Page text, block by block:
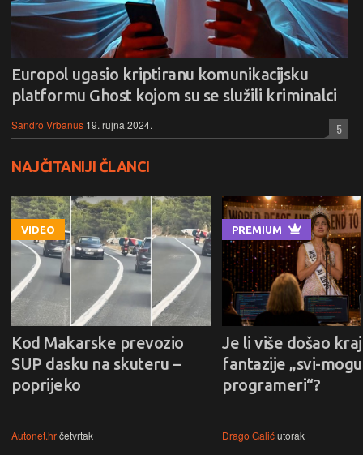
Europol ugasio kriptiranu komunikacijsku
platformu Ghost kojom su se služili kriminalci
Sandro Vrbanus 19. rujna 2024. 5
NAJČITANIJI ČLANCI
VIDEO
Kod Makarske prevozio
SUP dasku na skuteru –
poprijeko
Autonet.hrčetvrtak
PREMIUM
Je li više došao kraj
fantazije „svi-
programeri“?
Drago Galićutorak